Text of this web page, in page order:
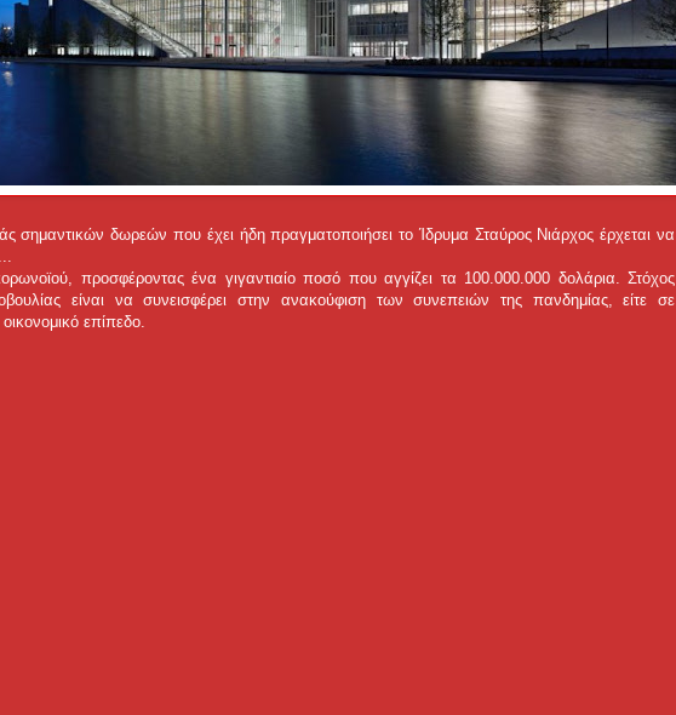
σημαντικών δωρεών που έχει ήδη πραγματοποιήσει το Ίδρυμα Σταύρος Νιάρχος έρχεται να
προσφέροντας ένα γιγαντιαίο ποσό που αγγίζει τα 100.000.000 δολάρια. Στόχος
είναι να συνεισφέρει στην ανακούφιση των συνεπειών της πανδημίας, είτε σε
επίπεδο.